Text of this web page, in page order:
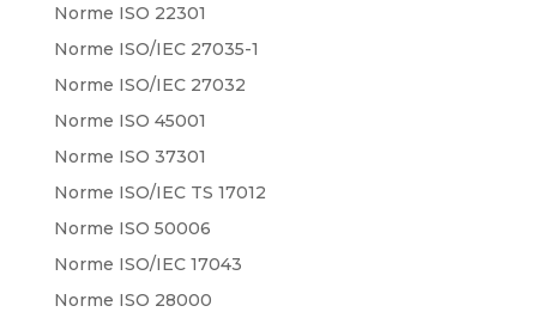
Norme ISO 22301
Norme ISO/IEC 27035-1
Norme ISO/IEC 27032
Norme ISO 45001
Norme ISO 37301
Norme ISO/IEC TS 17012
Norme ISO 50006
Norme ISO/IEC 17043
Norme ISO 28000